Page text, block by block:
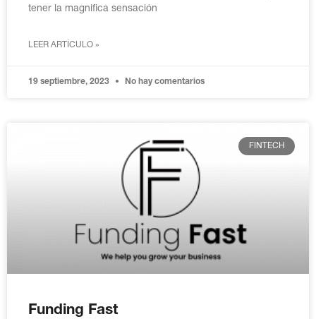
tener la magnifica sensación
LEER ARTÍCULO »
19 septiembre, 2023 No hay comentarios
FINTECH
Funding Fast